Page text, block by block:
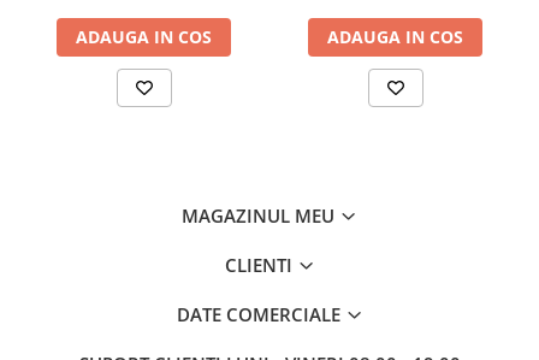
Saci de dormit, saltele, perne
Scaune
ADAUGA IN COS ADAUGA IN COS
MAGAZINUL MEU
CLIENTI
DATE COMERCIALE